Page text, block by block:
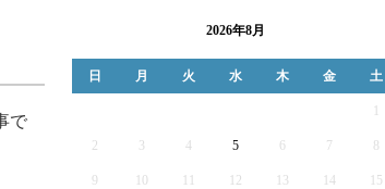
で
2026年8月
日 月 火 水 木 金 土
2 3 4 5 6 7
9 12 13 14 15